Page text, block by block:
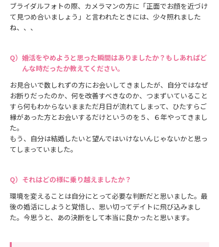
ブライダルフォトの際、カメラマンの方に「正面でお顔を近づけ
て見つめ合いましょう」と言われたときには、少々照れました
ね、、、
婚活をやめようと思った瞬間はありましたか？もしあればど
んな時だったか教えてください。
お見合いで数しれずの方にお会いしてきましたが、自分ではなぜ
お断りだったのか、何を改善すべきなのか、つまずいていること
すら何もわからないままただ月日が流れてしまって、ひたすらご
縁があった方とお会いするだけというのを５、６年やってきまし
た。
もう、自分は結婚したいと望んではいけないんじゃないかと思っ
てしまっていました。
それはどの様に乗り越えましたか？
環境を変えることは自分にとって必要な判断だと思いました。最
後の婚活にしようと覚悟し、思い切ってデイトに飛び込みまし
た。今思うと、あの決断をして本当に良かったと思います。